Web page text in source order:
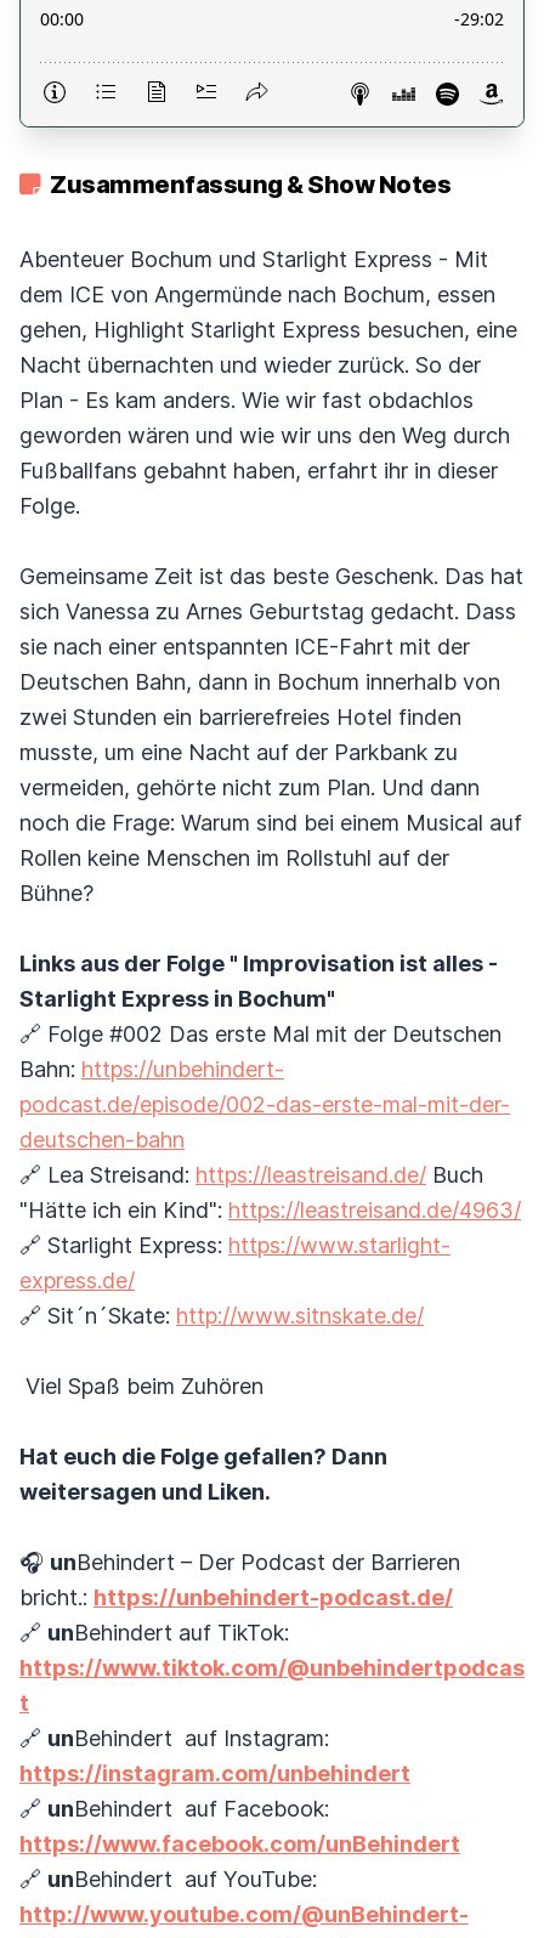
Zusammenfassung & Show Notes
Abenteuer Bochum und Starlight Express - Mit
dem ICE von Angermünde nach Bochum, essen
gehen, Highlight Starlight Express besuchen, eine
Nacht übernachten und wieder zurück. So der
Plan - Es kam anders. Wie wir fast obdachlos
geworden wären und wie wir uns den Weg durch
Fußballfans gebahnt haben, erfahrt ihr in dieser
Folge.
Gemeinsame Zeit ist das beste Geschenk. Das hat
sich Vanessa zu Arnes Geburtstag gedacht. Dass
sie nach einer entspannten ICE-Fahrt mit der
Deutschen Bahn, dann in Bochum innerhalb von
zwei Stunden ein barrierefreies Hotel finden
musste, um eine Nacht auf der Parkbank zu
vermeiden, gehörte nicht zum Plan. Und dann
noch die Frage: Warum sind bei einem Musical auf
Rollen keine Menschen im Rollstuhl auf der
Bühne?
Links aus der Folge " Improvisation ist alles -
Starlight Express in Bochum"
🔗 Folge #002 Das erste Mal mit der Deutschen
Bahn: https://unbehindert-
podcast.de/episode/002-das-erste-mal-mit-der-
deutschen-bahn
🔗 Lea Streisand: https://leastreisand.de/ Buch
"Hätte ich ein Kind": https://leastreisand.de/4963/
🔗 Starlight Express: https://www.starlight-
express.de/
🔗 Sit´n´Skate: http://www.sitnskate.de/
Viel Spaß beim Zuhören
Hat euch die Folge gefallen? Dann
weitersagen und Liken.
🎧 unBehindert – Der Podcast der Barrieren
bricht.: https://unbehindert-podcast.de/
🔗 unBehindert auf TikTok:
https://www.tiktok.com/@unbehindertpodcas
t
🔗 unBehindert auf Instagram:
https://instagram.com/unbehindert
🔗 unBehindert auf Facebook:
https://www.facebook.com/unBehindert
🔗 unBehindert auf YouTube:
http://www.youtube.com/@unBehindert-